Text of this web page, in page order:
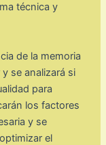
técnica y
de la memoria
se analizará si
para
los factores
y se
el